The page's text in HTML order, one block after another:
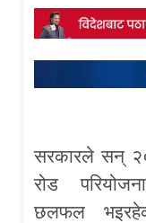
सरकारले सन्
रोड
छलफल